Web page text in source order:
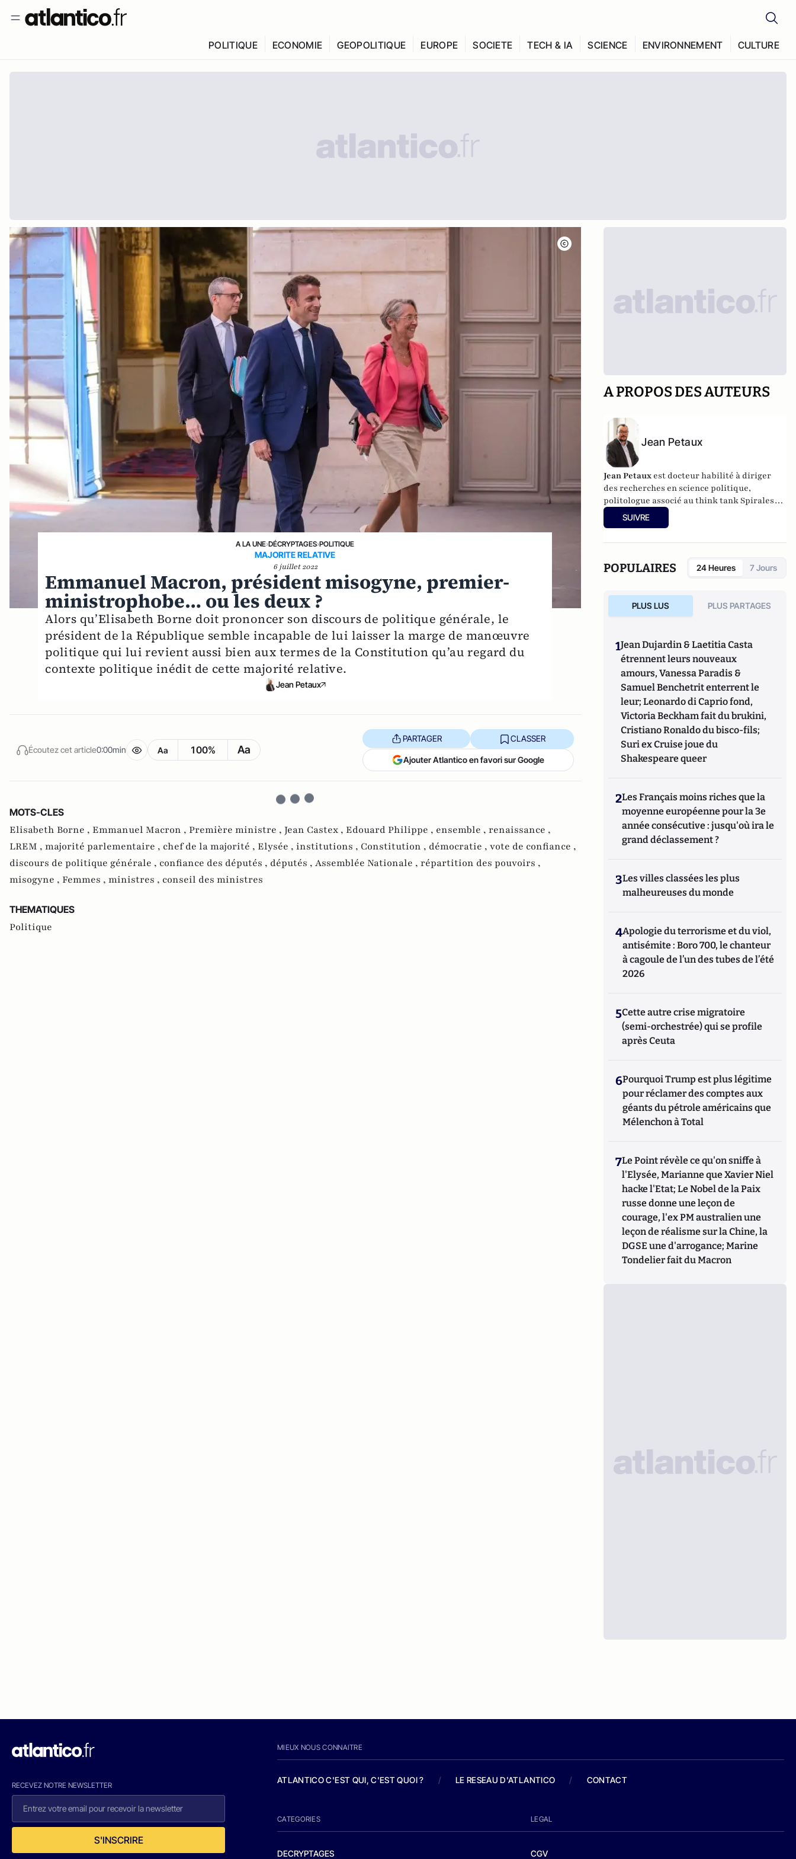
POLITIQUE ECONOMIE GEOPOLITIQUE EUROPE SOCIETE TECH & IA SCIENCE ENVIRONNEMENT CULTURE
A LA UNE›DÉCRYPTAGES›POLITIQUE
MAJORITE RELATIVE
6 juillet 2022
Emmanuel Macron, président misogyne, premier-
ministrophobe… ou les deux ?
Alors qu’Elisabeth Borne doit prononcer son discours de politique générale, le
président de la République semble incapable de lui laisser la marge de manœuvre
politique qui lui revient aussi bien aux termes de la Constitution qu’au regard du
contexte politique inédit de cette majorité relative.
Jean Petaux
Écoutez cet article0:00min Aa 100% Aa
PARTAGER CLASSER
Ajouter Atlantico en favori sur Google
MOTS-CLES
Elisabeth Borne , Emmanuel Macron , Première ministre , Jean Castex , Edouard Philippe , ensemble , renaissance ,
LREM , majorité parlementaire , chef de la majorité , Elysée , institutions , Constitution , démocratie , vote de confiance ,
discours de politique générale , confiance des députés , députés , Assemblée Nationale , répartition des pouvoirs ,
misogyne , Femmes , ministres , conseil des ministres
THEMATIQUES
Politique
A PROPOS DES AUTEURS
Jean Petaux
Jean Petaux est docteur habilité à diriger
des recherches en science politique,
politologue associé au think tank Spirales
Institut.SUIVRE
POPULAIRES 24 Heures 7 Jours
PLUS LUS PLUS PARTAGES
1Jean Dujardin & Laetitia Casta
étrennent leurs nouveaux
amours, Vanessa Paradis &
Samuel Benchetrit enterrent le
leur; Leonardo di Caprio fond,
Victoria Beckham fait du brukini,
Cristiano Ronaldo du bisco-fils;
Suri ex Cruise joue du
Shakespeare queer
2Les Français moins riches que la
moyenne européenne pour la 3e
année consécutive : jusqu'où ira le
grand déclassement ?
3Les villes classées les plus
malheureuses du monde
4Apologie du terrorisme et du viol,
antisémite : Boro 700, le chanteur
à cagoule de l’un des tubes de l’été
2026
5Cette autre crise migratoire
(semi-orchestrée) qui se profile
après Ceuta
6Pourquoi Trump est plus légitime
pour réclamer des comptes aux
géants du pétrole américains que
Mélenchon à Total
7Le Point révèle ce qu'on sniffe à
l'Elysée, Marianne que Xavier Niel
hacke l'Etat; Le Nobel de la Paix
russe donne une leçon de
courage, l'ex PM australien une
leçon de réalisme sur la Chine, la
DGSE une d'arrogance; Marine
Tondelier fait du Macron
RECEVEZ NOTRE NEWSLETTER
S'INSCRIRE
MIEUX NOUS CONNAITRE
ATLANTICO C'EST QUI, C'EST QUOI ? / LE RESEAU D'ATLANTICO / CONTACT
CATEGORIES
DECRYPTAGES
LEGAL
CGV